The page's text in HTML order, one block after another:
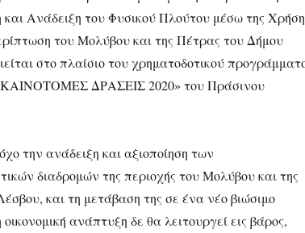
και Ανάδειξη του Φυσικού Πλούτου μέσω της
του Μολύβου και της Πέτρας του Δήμου
στο πλαίσιο του χρηματοδοτικού
ΔΡΑΣΕΙΣ 2020» του Πράσινου
την ανάδειξη και αξιοποίηση των
διαδρομών της περιοχής του Μολύβου και της
και τη μετάβαση της σε ένα νέο βιώσιμο
ανάπτυξη δε θα λειτουργεί εις βάρος,